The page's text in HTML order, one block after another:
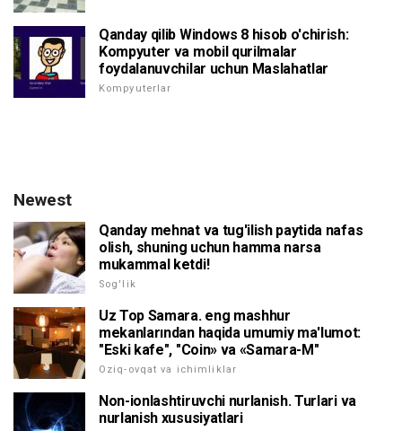
Qanday qilib Windows 8 hisob o'chirish:
Kompyuter va mobil qurilmalar
foydalanuvchilar uchun Maslahatlar
Kompyuterlar
Newest
Qanday mehnat va tug'ilish paytida nafas
olish, shuning uchun hamma narsa
mukammal ketdi!
Sog'lik
Uz Top Samara. eng mashhur
mekanlarından haqida umumiy ma'lumot:
"Eski kafe", "Coin» va «Samara-M"
Oziq-ovqat va ichimliklar
Non-ionlashtiruvchi nurlanish. Turlari va
nurlanish xususiyatlari